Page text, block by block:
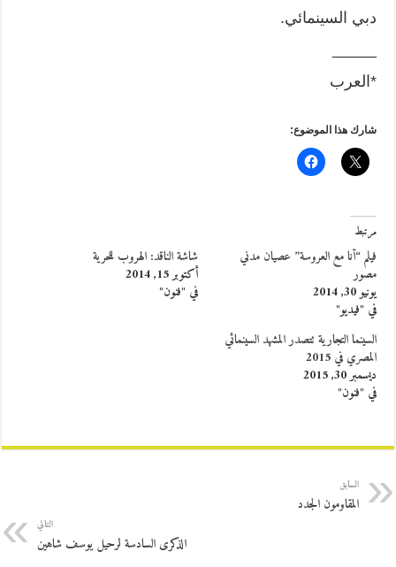
دبي السينمائي.
*العرب
شارك هذا الموضوع:
مرتبط
فيلم “أنا مع العروسة” عصيان مدني
مصور
يونيو 30, 2014
في "فيديو"
شاشة الناقد: الهروب للحرية
أكتوبر 15, 2014
في "فنون"
السينما التجارية تتصدر المشهد السينمائي
المصري في 2015
ديسمبر 30, 2015
في "فنون"
السابق
المقاومون الجدد
التالي
الذكرى السادسة لرحيل يوسف شاهين